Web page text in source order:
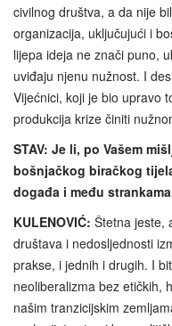
civilnog društva, a da nije
organizacija, uključujući i
lijepa ideja ne znači puno,
uviđaju njenu nužnost. I
Vijećnici, koji je bio upravo
produkcija krize činiti
STAV: Je li, po Vašem
bošnjačkog biračkog
događa i među
KULENOVIĆ: Štetna jeste,
društava i nedosljednosti
prakse, i jednih i drugih. I
neoliberalizma bez etičkih,
našim tranzicijskim